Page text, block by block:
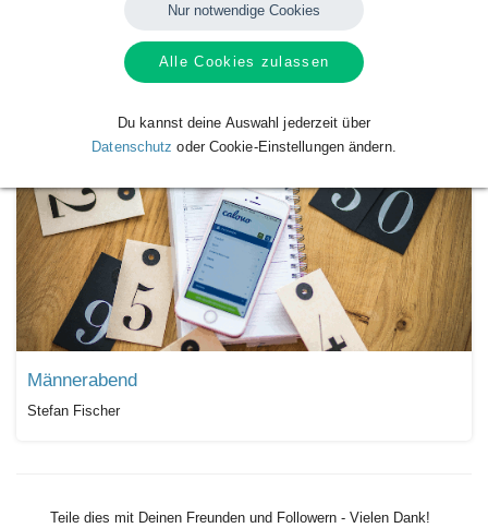
VerfügbareKalendervonStefan Fischer
Männerabend
Stefan Fischer
Teile dies mit Deinen Freunden und Followern - Vielen Dank!
Nur notwendige Cookies
Alle Cookies zulassen
Du kannst deine Auswahl jederzeit über
Datenschutz oder Cookie-Einstellungen ändern.